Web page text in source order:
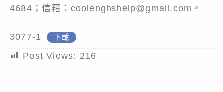
4684；信箱：coolenghshelp@gmail.com。
3077-1 下載
Post Views: 216